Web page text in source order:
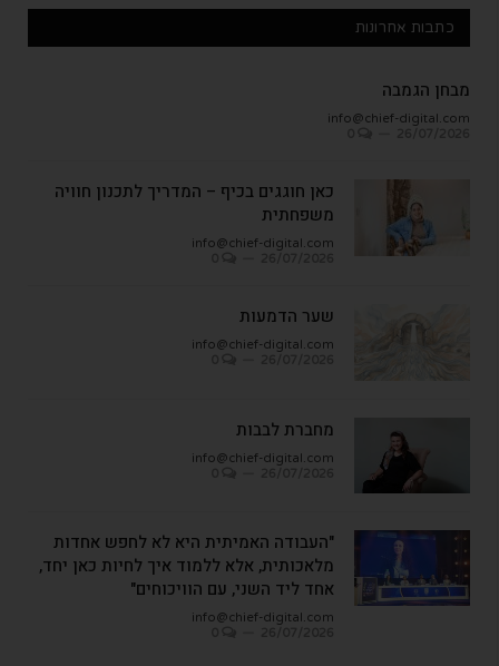
כתבות אחרונות
מבחן הגמבה
info@chief-digital.com
כאן חוגגים בכיף – המדריך לתכנון חוויה
משפחתית
info@chief-digital.com
שער הדמעות
info@chief-digital.com
מחברת לבבות
info@chief-digital.com
"העבודה האמיתית היא לא לחפש אחדות
מלאכותית, אלא ללמוד איך לחיות כאן יחד,
אחד ליד השני, עם הוויכוחים"
info@chief-digital.com